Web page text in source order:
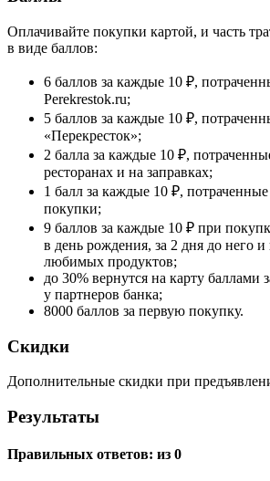
Оплачивайте покупки картой, и часть
в виде баллов:
6 баллов за каждые 10 ₽,
Perekrestok.ru;
5 баллов за каждые 10 ₽,
«Перекресток»;
2 балла за каждые 10 ₽,
ресторанах и на заправках;
1 балл за каждые 10 ₽,
покупки;
9 баллов за каждые 10 ₽ при
в день рождения, за 2 дня до него
любимых продуктов;
до 30% вернутся на карту баллами
у партнеров банка;
8000 баллов за первую покупку.
Скидки
Дополнительные скидки при
Результаты
Правильных ответов: из 0